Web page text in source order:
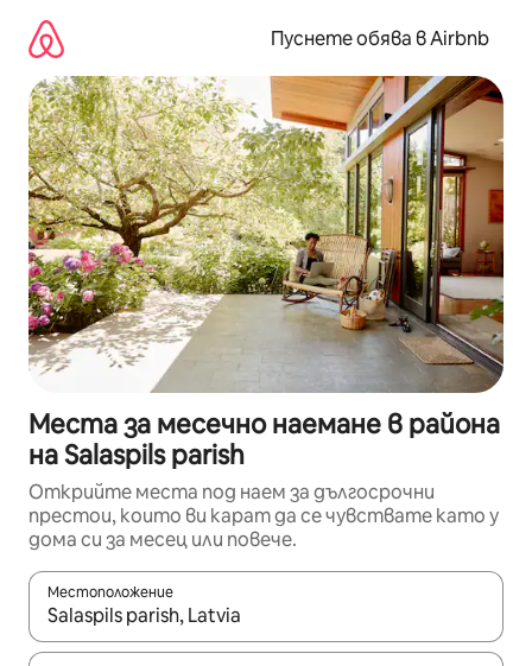
съдържанието
Пуснете обява в Airbnb
Места за месечно наемане в района
на Salaspils parish
Открийте места под наем за дългосрочни
престои, които ви карат да се чувствате като у
дома си за месец или повече.
Местоположение
Когато резултатите се покажат, използвайте